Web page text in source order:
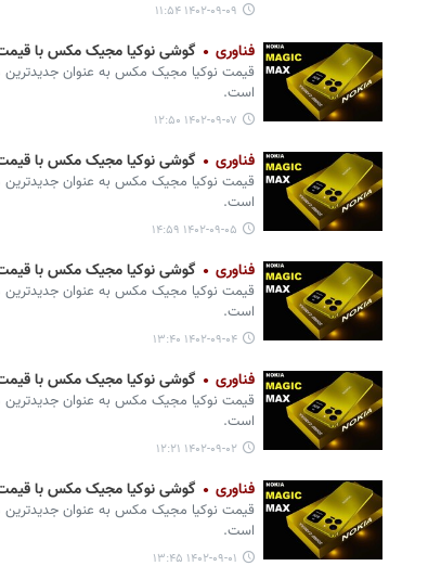
۱۴۰۲-۰۹-۰۹ ۱۱:۵۴
فناوری گوشی نوکیا مجیک مکس با قیمت دلار امروز (۷
قیمت نوکیا مجیک مکس به عنوان جدیدترین
است.
۱۴۰۲-۰۹-۰۷ ۱۲:۵۰
فناوری گوشی نوکیا مجیک مکس با قیمت دلار امروز (۵
قیمت نوکیا مجیک مکس به عنوان جدیدترین
است.
۱۴۰۲-۰۹-۰۵ ۱۴:۵۹
فناوری گوشی نوکیا مجیک مکس با قیمت دلار امروز (۴
قیمت نوکیا مجیک مکس به عنوان جدیدترین
است.
۱۴۰۲-۰۹-۰۴ ۱۳:۴۰
فناوری گوشی نوکیا مجیک مکس با قیمت دلار امروز (۲
قیمت نوکیا مجیک مکس به عنوان جدیدترین
است.
۱۴۰۲-۰۹-۰۲ ۱۲:۲۱
فناوری گوشی نوکیا مجیک مکس با قیمت دلار امروز (۱
قیمت نوکیا مجیک مکس به عنوان جدیدترین
است.
۱۴۰۲-۰۹-۰۱ ۱۳:۴۵